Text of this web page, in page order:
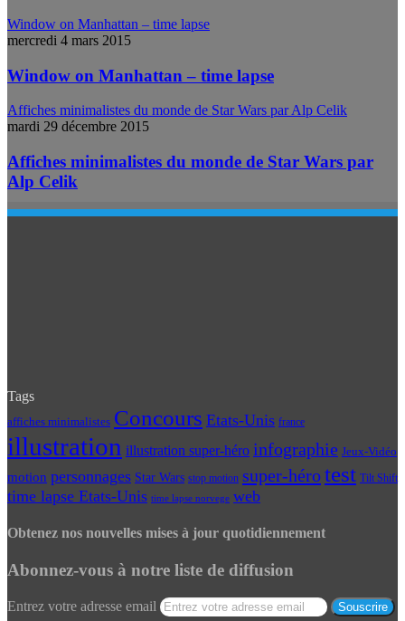
Window on Manhattan – time lapse
mercredi 4 mars 2015
Window on Manhattan – time lapse
Affiches minimalistes du monde de Star Wars par Alp Celik
mardi 29 décembre 2015
Affiches minimalistes du monde de Star Wars par
Alp Celik
Tags
affiches minimalistes Concours Etats-Unis france
illustration illustration super-héro infographie Jeux-Vidéo
motion personnages Star Wars stop motion super-hérotest Tilt Shift
time lapse Etats-Unis time lapse norvege web
Obtenez nos nouvelles mises à jour quotidiennement
Abonnez-vous à notre liste de diffusion
Entrez votre adresse email